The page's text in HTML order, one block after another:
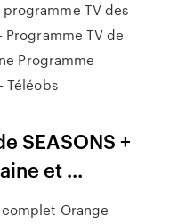
TV des
Programme TV de
Programme
Téléobs
SEASONS +
et ...
Orange